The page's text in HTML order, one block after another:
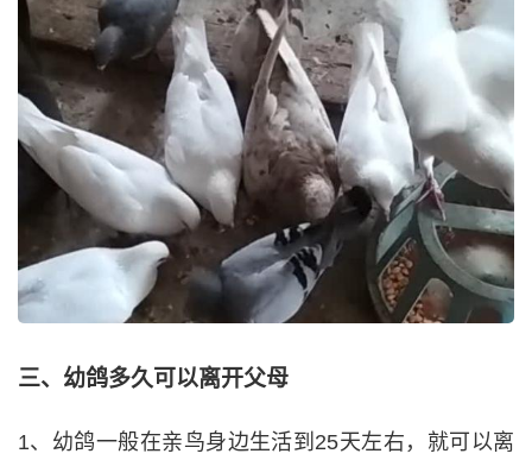
三、幼鸽多久可以离开父母
1、幼鸽一般在亲鸟身边生活到25天左右，就可以离